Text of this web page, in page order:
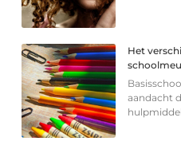
Het
aandacht